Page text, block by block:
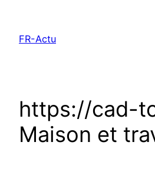
contenu
FR-Actu
https://cad-
Maison et